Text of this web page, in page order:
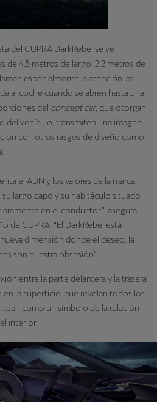
del CUPRA DarkRebel se ve
de 4,5 metros de largo, 2,2 metros de
especialmente la atención las
al coche cuando se abren hasta una
del concept car, que otorgan
del vehículo, transmiten una imagen
con otros rasgos de diseño como
el ADN y los valores de la marca.
largo capó y su habitáculo situado
en el conductor”, asegura
de CUPRA. “El DarkRebel está
dimensión donde el deseo, la
son nuestra obsesión”.
entre la parte delantera y la trasera
en la superficie, que revelan todos los
como un símbolo de la relación
interior.